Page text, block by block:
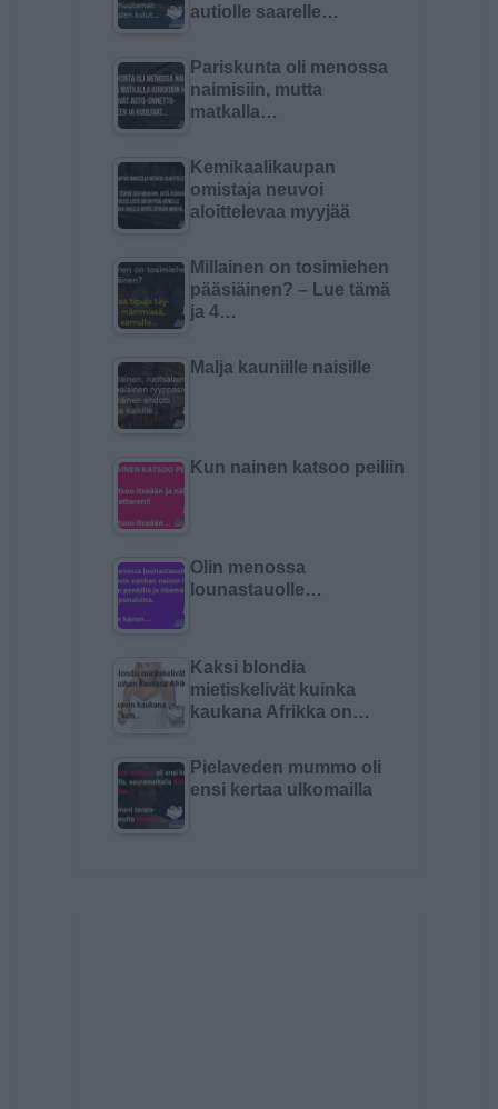
autiolle saarelle…
Pariskunta oli menossa
naimisiin, mutta
matkalla…
Kemikaalikaupan
omistaja neuvoi
aloittelevaa myyjää
Millainen on tosimiehen
pääsiäinen? – Lue tämä
ja 4…
Malja kauniille naisille
Kun nainen katsoo peiliin
Olin menossa
lounastauolle…
Kaksi blondia
mietiskelivät kuinka
kaukana Afrikka on…
Pielaveden mummo oli
ensi kertaa ulkomailla